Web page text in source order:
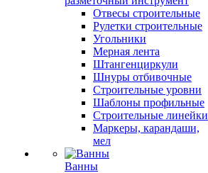
Отвесы строительные
Рулетки строительные
Угольники
Мерная лента
Штангенциркули
Шнуры отбивочные
Строительные уровни
Шаблоны профильные
Строительные линейки
Маркеры, карандаши,
мел
Ванны